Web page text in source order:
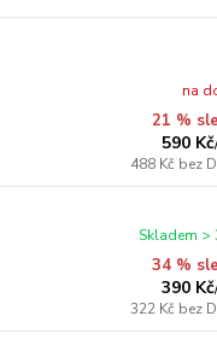
21 %
590 Kč
488 Kč bez
na
34 %
390 Kč
322 Kč bez
Skladem >